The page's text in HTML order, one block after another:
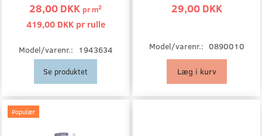
28,00 DKK prm2
419,00 DKK pr rulle
Model/varenr.: 1943634
Se produktet
29,00 DKK
Model/varenr.: 0890010
Læg i kurv
Populær